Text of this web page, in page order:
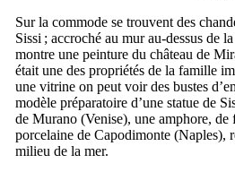
Sur la commode se trouvent des
Sissi ; accroché au mur au-dessus de
montre une peinture du château de
était une des propriétés de la famille
une vitrine on peut voir des bustes
modèle préparatoire d’une statue de
de Murano (Venise), une amphore, de
porcelaine de Capodimonte (Naples),
milieu de la mer.